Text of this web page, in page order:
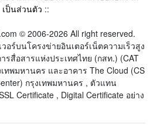
เป็นส่วนตัว ::
© 2006-2026 All right reserved.
อร์บนโครงข่ายอินเตอร์เน็ตความเร็วสูง
สื่อสารแห่งประเทศไทย (กสท.) (CAT
ทพมหานคร และอาคาร The Cloud (CS
กรุงเทพมหานคร , ตัวแทน
Certificate , Digital Certificate อย่าง